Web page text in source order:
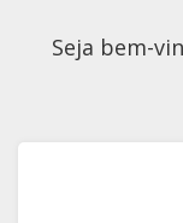
Seja bem-